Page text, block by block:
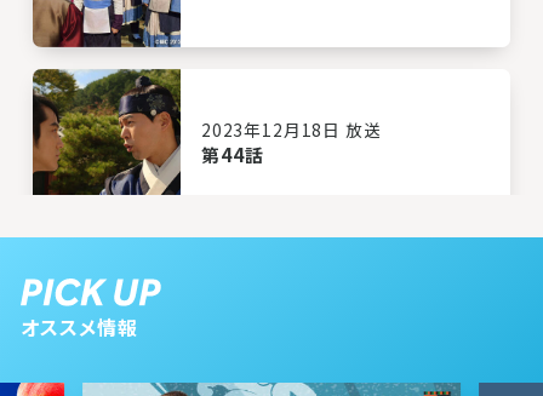
2023年12月18日 放送
第44話
オススメ情報